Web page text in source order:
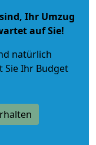
Ihr Umzug
auf Sie!
natürlich
Sie Ihr Budget